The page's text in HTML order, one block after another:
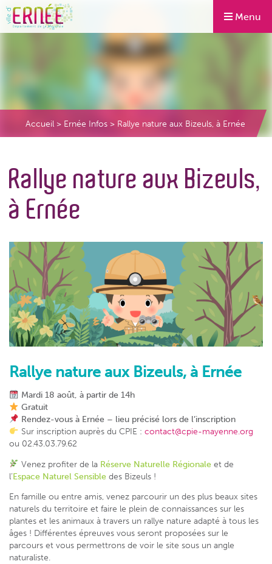
Menu
Accueil > Ernée Infos > Rallye nature aux Bizeuls, à Ernée
Rallye nature aux Bizeuls,
à Ernée
Rallye nature aux Bizeuls, à Ernée
Mardi 18 août, à partir de 14h
Gratuit
Rendez-vous à Ernée – lieu précisé lors de l’inscription
Sur inscription auprès du CPIE :contact@cpie-mayenne.org
ou 02.43.03.79.62
Venez profiter de la Réserve Naturelle Régionale et de
l’Espace Naturel Sensible des Bizeuls !
En famille ou entre amis, venez parcourir un des plus beaux sites
naturels du territoire et faire le plein de connaissances sur les
plantes et les animaux à travers un rallye nature adapté à tous les
âges ! Différentes épreuves vous seront proposées sur le
parcours et vous permettrons de voir le site sous un angle
naturaliste.